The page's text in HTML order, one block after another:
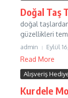
Doğal Taş
doğal
güzellikleri
admin Eylül
Read More
Alışveriş
Kurdele